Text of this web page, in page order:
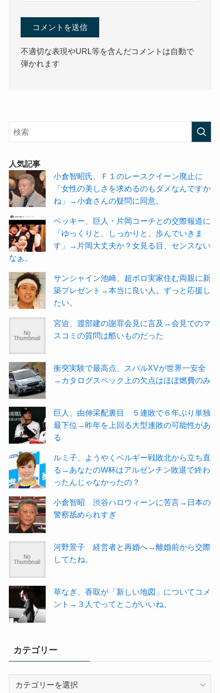
不適切な表現やURL等を含んだコメントは自動で
弾かれます
人気記事
小倉智昭氏、Ｆ１のレースクイーン廃止に
「女性の美しさを求めるのもダメなんですか
ね」→小倉さんの疑問に同意。
ベッキー、巨人・片岡コーチとの交際報道に
「ゆっくりと、しっかりと、歩んでいきま
す」→片岡大丈夫か？女見る目、センスない
なぁ。
サンシャイン池崎、超ボロ実家住む両親に新
築プレゼント→本当に良い人。ずっと応援し
たい。
宮迫、渡部建の謝罪会見に言及→会見でのマ
スコミの質問は酷いものだった
衝突実験で最高点、スバルXVが世界一安全
→カタログスペック上の欠点はほぼ燃費のみ
巨人、由伸采配裏目 ５連敗で６年ぶり単独
最下位→昨年を上回る大型連敗の可能性があ
る
ルミ子、ようやくベルギー戦敗北から立ち直
る→あなたのW杯はアルゼンチン敗退で終わ
ったんじゃなかったの？
小倉智昭 渋谷ハロウィーンに苦言→日本の
警察舐められすぎ
河野景子 経営者と再婚へ→離婚前から交際
してたね。
草なぎ、香取が「新しい地図」についてコメ
ント→３人でってとこがいいね。
カテゴリー